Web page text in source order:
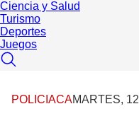
Ciencia y Salud
Turismo
Deportes
Juegos
POLICIACAMARTES,